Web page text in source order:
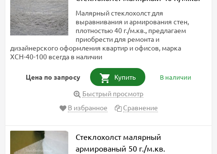
Малярный стеклохолст для
выравнивания и армирования стен,
плотностью 40 г./м.кв., предлагаем
приобрести для ремонта и
дизайнерского оформления квартир и офисов, марка
ХСН-40-100 всегда в наличии
Цена по запросу Купить В наличии
Быстрый просмотр
В избранное
Сравнение
Стеклохолст малярный
армированый 50 г./м.кв.